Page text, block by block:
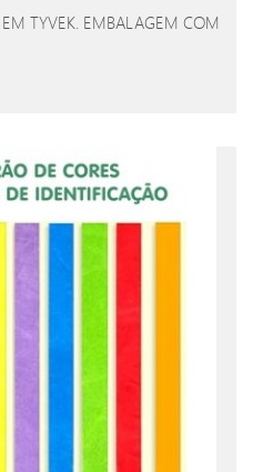
TYVEK. EMBALAGEM COM